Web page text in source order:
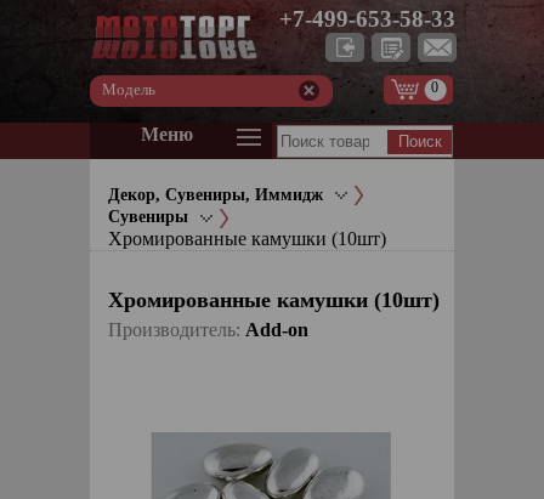
+7-499-653-58-33
Модель 0
Меню
Декор, Сувениры, Иммидж
Сувениры
Хромированные камушки (10шт)
Хромированные камушки (10шт)
Производитель: Add-on